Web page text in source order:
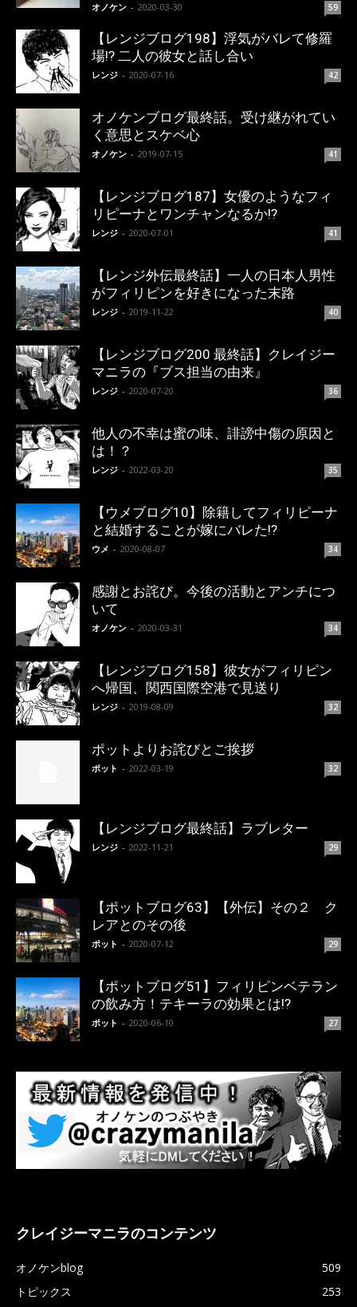
オノケン - 2020-03-30 59
【レンジブログ198】浮気がバレて修羅
場!? 二人の彼女と話し合い
レンジ - 2020-07-16 42
オノケンブログ最終話。受け継がれてい
く意思とスケベ心
オノケン - 2019-07-15 41
【レンジブログ187】女優のようなフィ
リピーナとワンチャンなるか!?
レンジ - 2020-07-01 41
【レンジ外伝最終話】一人の日本人男性
がフィリピンを好きになった末路
レンジ - 2019-11-22 40
【レンジブログ200 最終話】クレイジー
マニラの『ブス担当の由来』
レンジ - 2020-07-20 36
他人の不幸は蜜の味、誹謗中傷の原因と
は！？
レンジ - 2022-03-20 35
【ウメブログ10】除籍してフィリピーナ
と結婚することが嫁にバレた!?
ウメ - 2020-08-07 34
感謝とお詫び。今後の活動とアンチにつ
いて
オノケン - 2020-03-31 34
【レンジブログ158】彼女がフィリピン
へ帰国、関西国際空港で見送り
レンジ - 2019-08-09 32
ポットよりお詫びとご挨拶
ポット - 2022-03-19 32
【レンジブログ最終話】ラブレター
レンジ - 2022-11-21 29
【ポットブログ63】【外伝】その２ ク
レアとのその後
ポット - 2020-07-12 29
【ポットブログ51】フィリピンベテラン
の飲み方！テキーラの効果とは!?
ポット - 2020-06-10 27
クレイジーマニラのコンテンツ
オノケンblog
509
トピックス
253